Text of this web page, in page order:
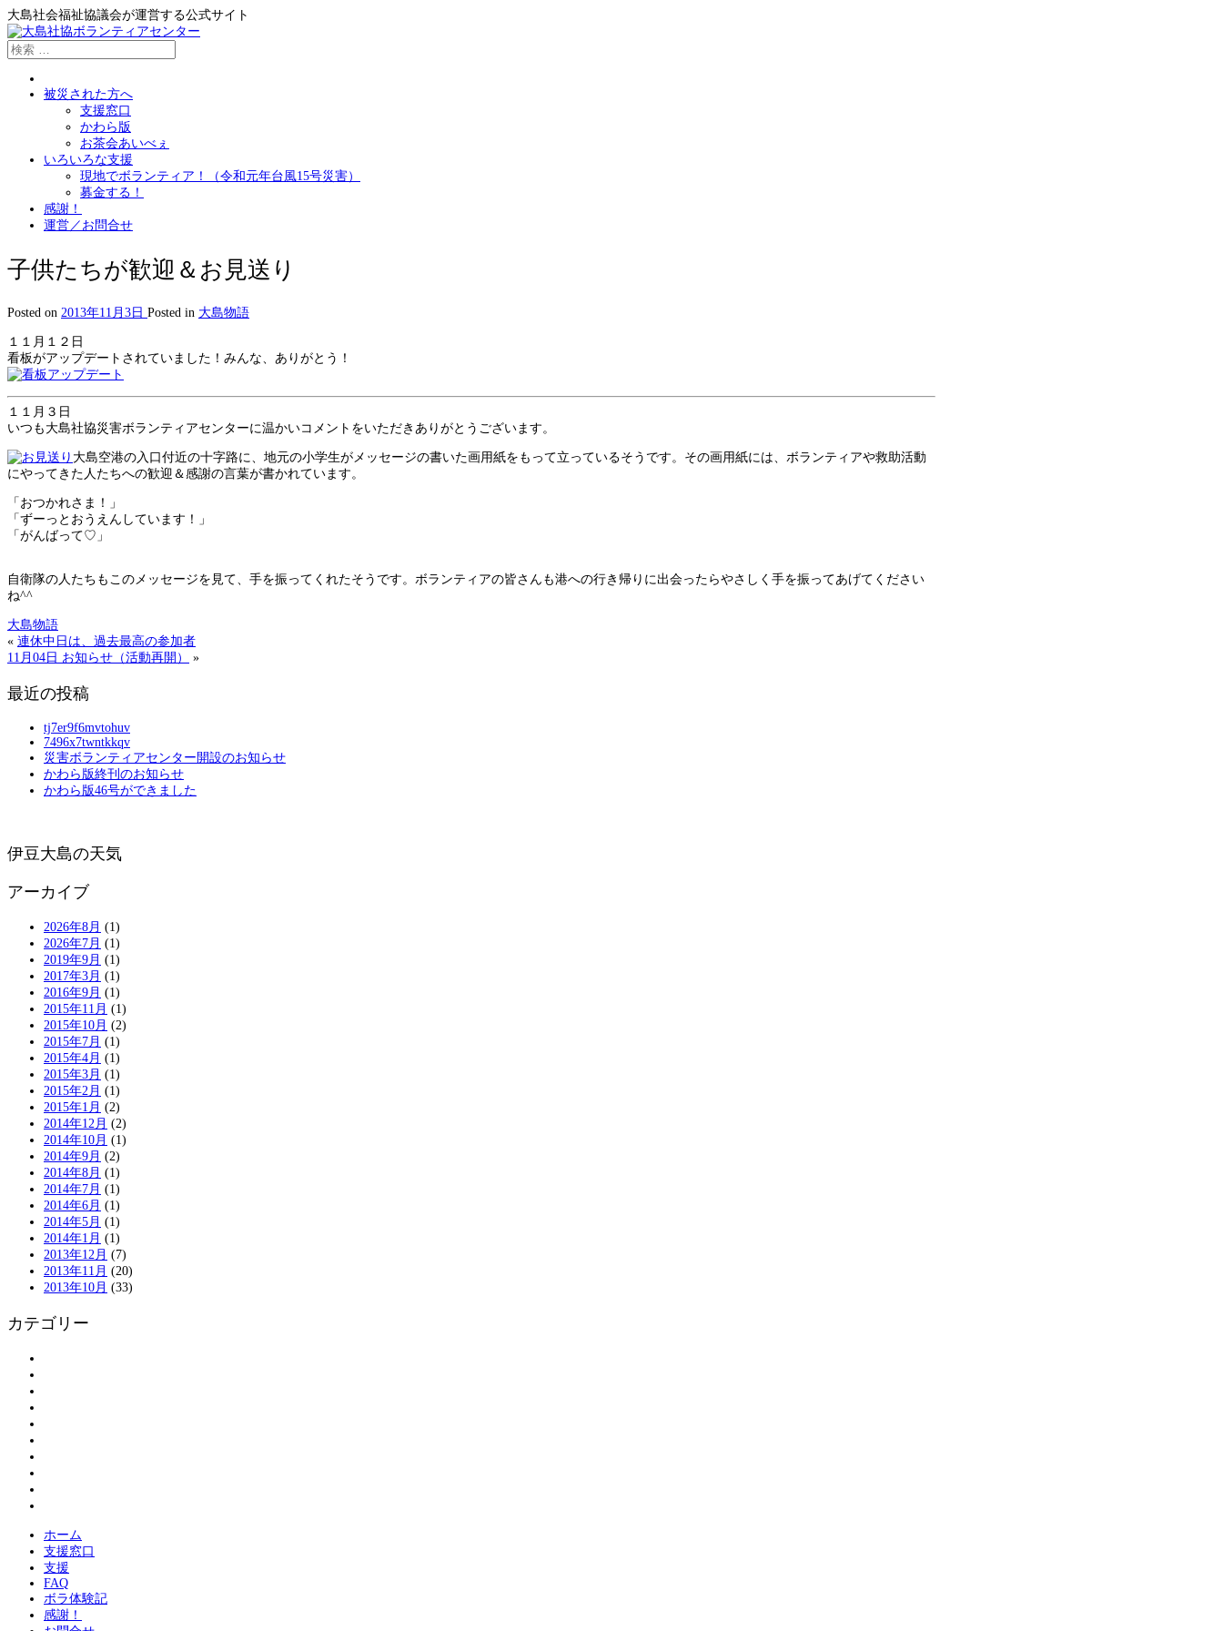
大島社会福祉協議会が運営する公式サイト
被災された方へ
支援窓口
かわら版
お茶会あいべぇ
いろいろな支援
現地でボランティア！（令和元年台風15号災害）
募金する！
感謝！
運営／お問合せ
子供たちが歓迎＆お見送り
Posted on 2013年11月3日 Posted in 大島物語
１１月１２日
看板がアップデートされていました！みんな、ありがとう！
１１月３日
いつも大島社協災害ボランティアセンターに温かいコメントをいただきありがとうございます。
大島空港の入口付近の十字路に、地元の小学生がメッセージの書いた画用紙をもって立っているそうです。その画用紙には、ボランティアや救助活動
にやってきた人たちへの歓迎＆感謝の言葉が書かれています。
「おつかれさま！」
「ずーっとおうえんしています！」
「がんばって♡」
自衛隊の人たちもこのメッセージを見て、手を振ってくれたそうです。ボランティアの皆さんも港への行き帰りに出会ったらやさしく手を振ってあげてください
ね^^
大島物語
« 連休中日は、過去最高の参加者
11月04日 お知らせ（活動再開）
»
最近の投稿
tj7er9f6mvtohuv
7496x7twntkkqv
災害ボランティアセンター開設のお知らせ
かわら版終刊のお知らせ
かわら版46号ができました
伊豆大島の天気
アーカイブ
2026年8月 (1)
2026年7月 (1)
2019年9月 (1)
2017年3月 (1)
2016年9月 (1)
2015年11月 (1)
2015年10月 (2)
2015年7月 (1)
2015年4月 (1)
2015年3月 (1)
2015年2月 (1)
2015年1月 (2)
2014年12月 (2)
2014年10月 (1)
2014年9月 (2)
2014年8月 (1)
2014年7月 (1)
2014年6月 (1)
2014年5月 (1)
2014年1月 (1)
2013年12月 (7)
2013年11月 (20)
2013年10月 (33)
カテゴリー
ホーム
支援窓口
支援
FAQ
ボラ体験記
感謝！